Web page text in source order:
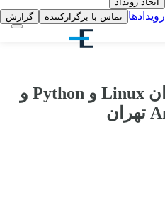
رویدادها تماس با برگزارکننده گزارش
جلسه ۲۳۶ گروه کاربران Linux و Python و